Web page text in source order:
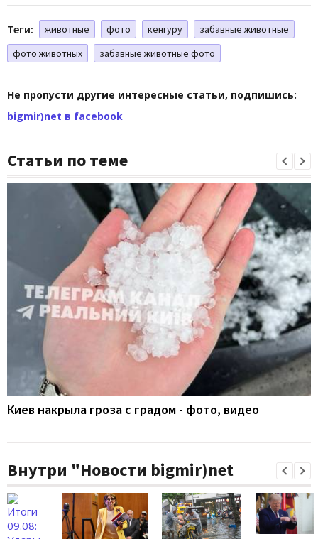
Теги: животные фото кенгуру
забавные животные
фото животных
забавные животные фото
Не пропусти другие интересные статьи, подпишись:
bigmir)net в facebook
Статьи по теме
Киев накрыла гроза с градом - фото, видео
Внутри "Новости bigmir)net